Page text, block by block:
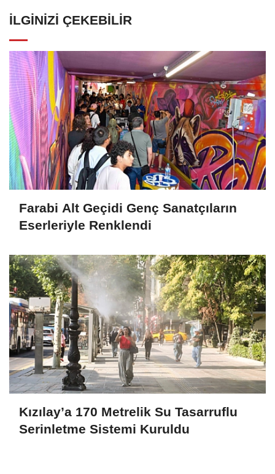
İLGINIZI ÇEKEBILIR
Farabi Alt Geçidi Genç Sanatçıların
Eserleriyle Renklendi
Kızılay’a 170 Metrelik Su Tasarruflu
Serinletme Sistemi Kuruldu